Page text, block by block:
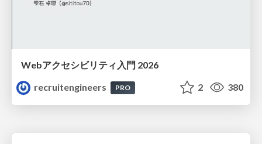
Webアクセシビリティ入門 2026
recruitengineers
PRO 2 380